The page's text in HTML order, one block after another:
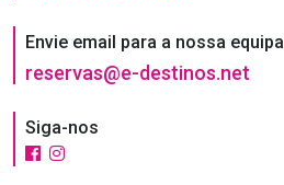
Envie email para a nossa equipa
reservas@e-destinos.net
Siga-nos